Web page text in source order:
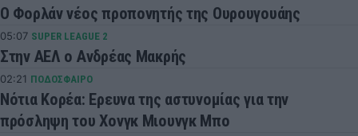
Ο Φορλάν νέος προπονητής της Ουρουγουάης
05:07 SUPER LEAGUE 2
Στην ΑΕΛ ο Ανδρέας Μακρής
02:21 ΠΟΔΟΣΦΑΙΡΟ
Νότια Κορέα: Ερευνα της αστυνομίας για την
πρόσληψη του Χονγκ Μιουνγκ Μπo